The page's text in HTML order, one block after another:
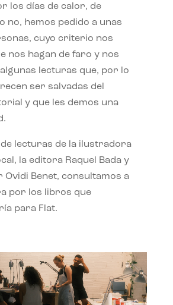
los días de calor, de
no, hemos pedido a unas
cuyo criterio nos
nos hagan de faro y nos
lecturas que, por lo
ser salvadas del
y que les demos una
lecturas de la ilustradora
la editora Raquel Bada y
Ovidi Benet, consultamos a
por los libros que
para Flat.